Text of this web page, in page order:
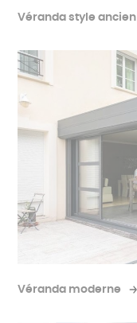
Véranda style ancien
Véranda moderne